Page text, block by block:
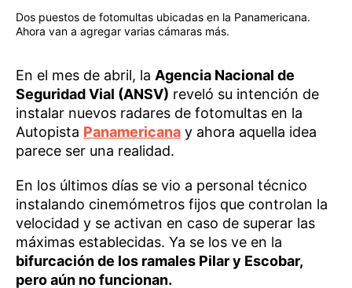
Dos puestos de fotomultas ubicadas en la Panamericana.
Ahora van a agregar varias cámaras más.
En el mes de abril, la Agencia Nacional de
Seguridad Vial (ANSV) reveló su intención de
instalar nuevos radares de fotomultas en la
Autopista Panamericana y ahora aquella idea
parece ser una realidad.
En los últimos días se vio a personal técnico
instalando cinemómetros fijos que controlan la
velocidad y se activan en caso de superar las
máximas establecidas. Ya se los ve en la
bifurcación de los ramales Pilar y Escobar,
pero aún no funcionan.